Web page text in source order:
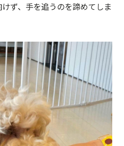
ず、手を追うのを諦めてしま